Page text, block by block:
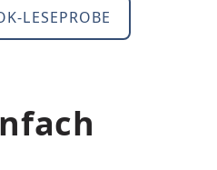
LESEPROBE